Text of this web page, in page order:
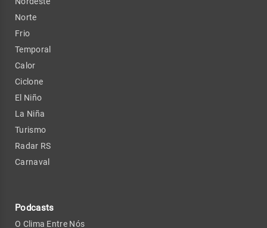
Norte
Frio
Temporal
Calor
Ciclone
El Niño
La Niña
Turismo
Radar RS
Carnaval
Podcasts
O Clima Entre Nós